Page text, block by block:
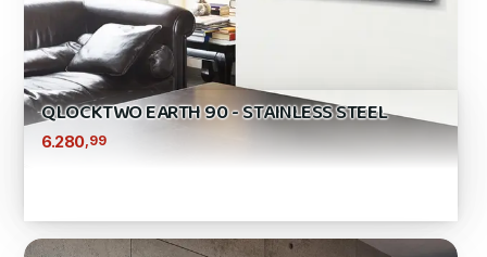
QLOCKTWO EARTH 90 - STAINLESS STEEL
6.280 ,99